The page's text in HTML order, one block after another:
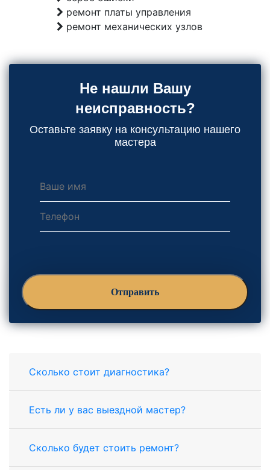
ремонт платы управления
ремонт механических узлов
Не нашли Вашу
неисправность?
Оставьте заявку на консультацию нашего
мастера
Сколько стоит диагностика?
Есть ли у вас выездной мастер?
Сколько будет стоить ремонт?